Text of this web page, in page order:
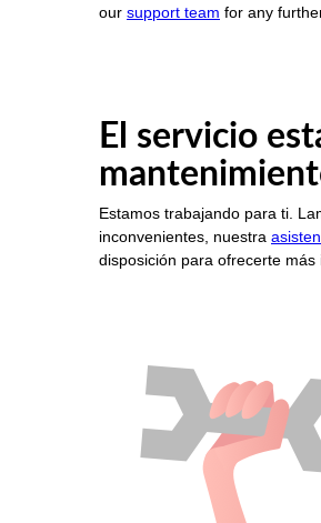
our support team for any
El servicio
Estamos trabajando para ti.
inconvenientes, nuestra
disposición para ofrecerte más